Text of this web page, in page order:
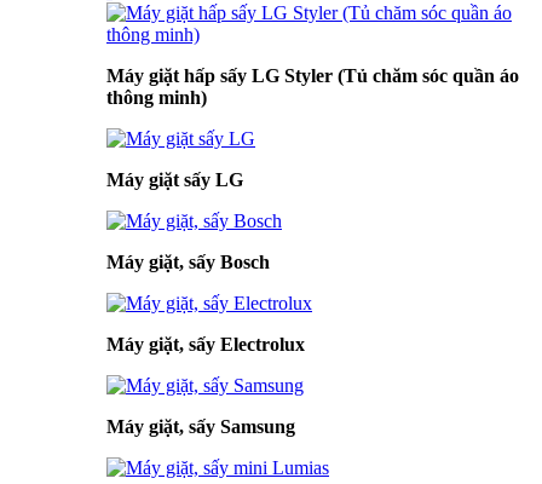
Máy giặt hấp sấy LG Styler (Tủ chăm sóc quần áo
thông minh)
Máy giặt sấy LG
Máy giặt, sấy Bosch
Máy giặt, sấy Electrolux
Máy giặt, sấy Samsung